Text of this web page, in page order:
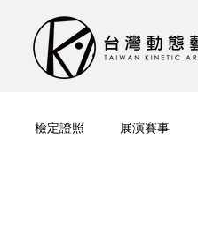
檢定證照 展演賽事